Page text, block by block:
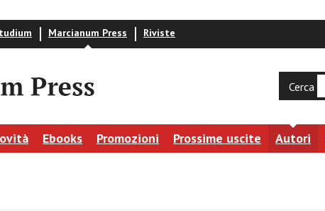
Marcianum Press Riviste
Cerca
Ebooks Promozioni Prossime uscite Autori